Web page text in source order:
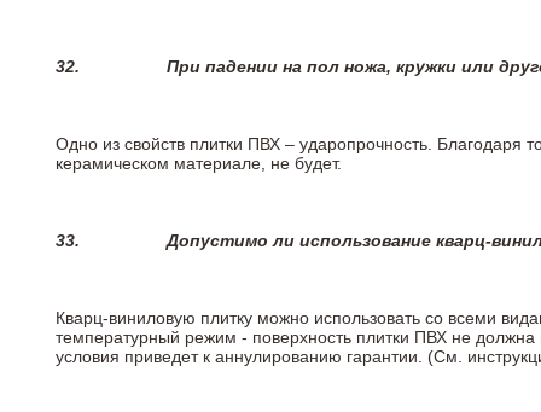
32. При падении на пол ножа, кружки или
Одно из свойств плитки ПВХ – ударопрочность. Благодаря
керамическом материале, не будет.
33.Допустимо ли использование кварц-
Кварц-виниловую плитку можно использовать со всеми
температурный режим - поверхность плитки ПВХ не
условия приведет к аннулированию гарантии. (См.